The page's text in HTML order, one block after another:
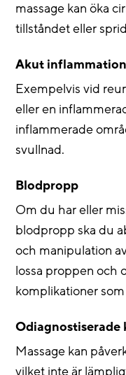
massage kan öka
tillståndet eller
Akut inflammation
Exempelvis vid
eller en
inflammerade
svullnad.
Blodpropp
Om du har eller
blodpropp ska du
och manipulation
lossa proppen och
komplikationer
Massage kan